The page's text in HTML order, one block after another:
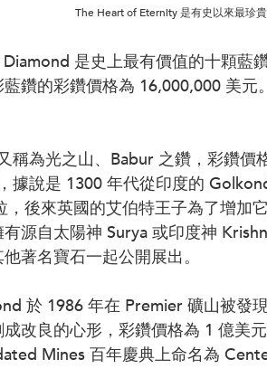
The Heart of Eternity 是有史以來最珍
是史上最有價值的十顆藍
鑽的彩鑽價格為 16,000,000 美
稱為光之山、Babur 之鑽，彩鑽價
據說是 1300 年代從印度的
，後來英國的艾伯特王子為了增加
源自太陽神 Surya 或印度神
著名寶石一起公開展出。
於 1986 年在 Premier 礦山被發
改良的心形，彩鑽價格為 1 億美
Mines 百年慶典上命名為